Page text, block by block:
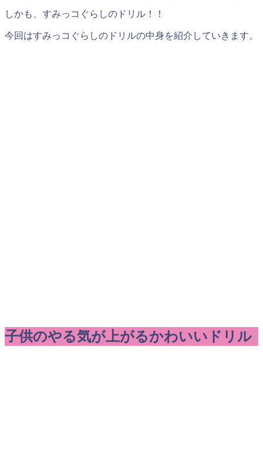
しかも、すみっコぐらしのドリル！！
今回はすみっコぐらしのドリルの中身を紹介していきます。
子供のやる気が上がるかわいいドリル